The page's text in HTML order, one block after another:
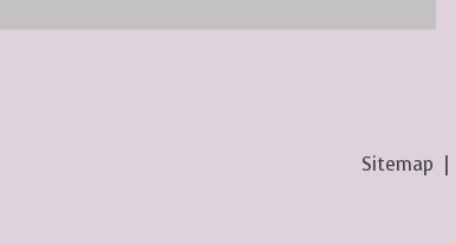
Sitemap |